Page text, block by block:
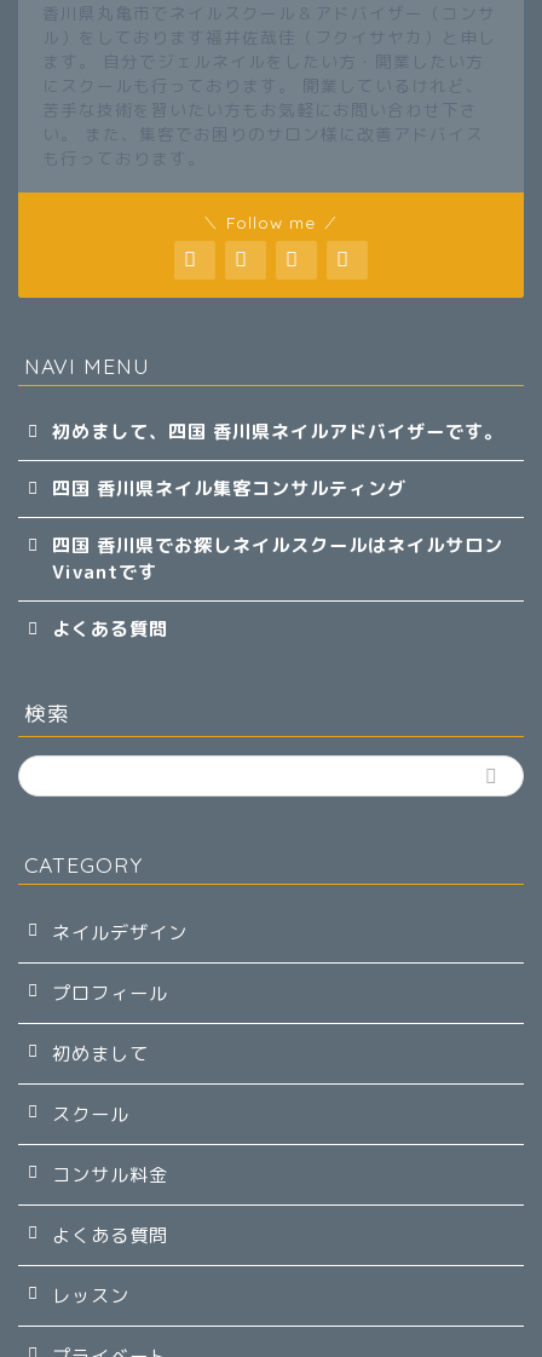
香川県丸亀市でネイルスクール＆アドバイザー（コンサ
ル）をしております福井佐哉佳（フクイサヤカ）と申し
ます。 自分でジェルネイルをしたい方・開業したい方
にスクールも行っております。 開業しているけれど、
苦手な技術を習いたい方もお気軽にお問い合わせ下さ
い。 また、集客でお困りのサロン様に改善アドバイス
も行っております。
＼ Follow me ／
NAVI MENU
初めまして、四国 香川県ネイルアドバイザーです。
四国 香川県ネイル集客コンサルティング
四国 香川県でお探しネイルスクールはネイルサロン
Vivantです
よくある質問
検索
CATEGORY
ネイルデザイン
プロフィール
初めまして
スクール
コンサル料金
よくある質問
レッスン